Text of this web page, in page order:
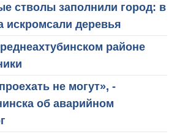
стволы заполнили город: в
искромсали деревья
районе
не могут», -
об аварийном